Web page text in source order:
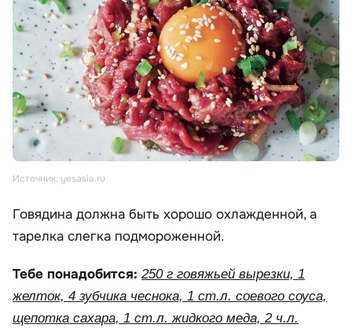
Источник: yesasia.ru
Говядина должна быть хорошо охлажденной, а
тарелка слегка подмороженной.
Тебе понадобится: 250 г говяжьей вырезки, 1
желток, 4 зубчика чеснока, 1 ст.л. соевого соуса,
щепотка сахара, 1 ст.л. жидкого меда, 2 ч.л.